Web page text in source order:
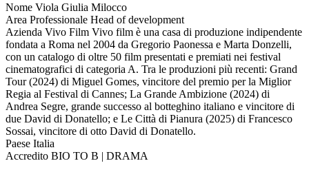
Nome Viola Giulia Milocco
Area Professionale Head of development
Azienda Vivo Film Vivo film è una casa di produzione indipendente
fondata a Roma nel 2004 da Gregorio Paonessa e Marta Donzelli,
con un catalogo di oltre 50 film presentati e premiati nei festival
cinematografici di categoria A. Tra le produzioni più recenti: Grand
Tour (2024) di Miguel Gomes, vincitore del premio per la Miglior
Regia al Festival di Cannes; La Grande Ambizione (2024) di
Andrea Segre, grande successo al botteghino italiano e vincitore di
due David di Donatello; e Le Città di Pianura (2025) di Francesco
Sossai, vincitore di otto David di Donatello.
Paese Italia
Accredito BIO TO B | DRAMA